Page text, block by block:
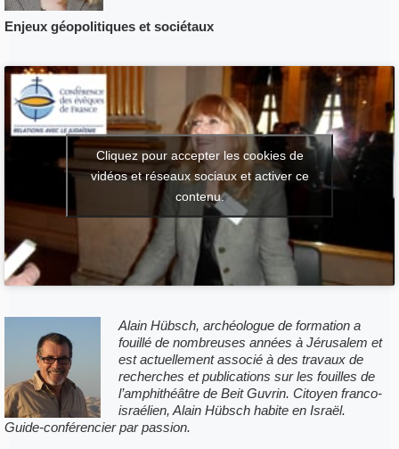
Enjeux géopolitiques et sociétaux
Cliquez pour accepter les cookies de
vidéos et réseaux sociaux et activer ce
contenu.
Alain Hübsch, archéologue de formation a
fouillé de nombreuses années à Jérusalem et
est actuellement associé à des travaux de
recherches et publications sur les fouilles de
l’amphithéâtre de Beit Guvrin. Citoyen franco-
israélien, Alain Hübsch habite en Israël.
Guide-conférencier par passion.